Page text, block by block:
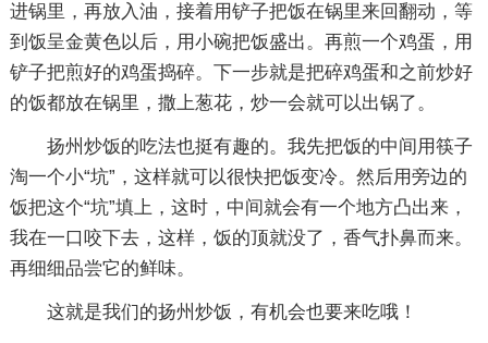
进锅里，再放入油，接着用铲子把饭在锅里来回翻动，等
到饭呈金黄色以后，用小碗把饭盛出。再煎一个鸡蛋，用
铲子把煎好的鸡蛋捣碎。下一步就是把碎鸡蛋和之前炒好
的饭都放在锅里，撒上葱花，炒一会就可以出锅了。
扬州炒饭的吃法也挺有趣的。我先把饭的中间用筷子
淘一个小“坑”，这样就可以很快把饭变冷。然后用旁边的
饭把这个“坑”填上，这时，中间就会有一个地方凸出来，
我在一口咬下去，这样，饭的顶就没了，香气扑鼻而来。
再细细品尝它的鲜味。
这就是我们的扬州炒饭，有机会也要来吃哦！